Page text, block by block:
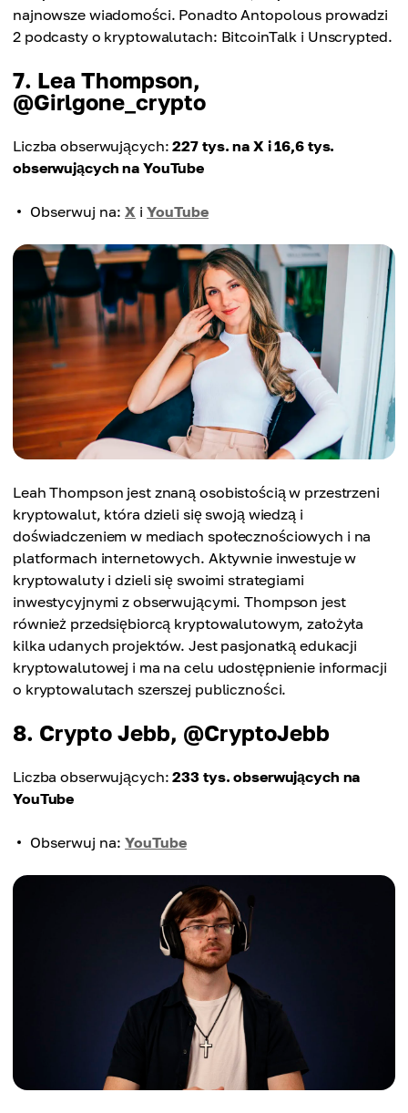
najnowsze wiadomości. Ponadto Antopolous prowadzi
2 podcasty o kryptowalutach: BitcoinTalk i Unscrypted.
7. Lea Thompson,
@Girlgone_crypto
Liczba obserwujących:227 tys. na X i 16,6 tys.
obserwujących na YouTube
Obserwuj na: X i YouTube
Leah Thompson jest znaną osobistością w przestrzeni
kryptowalut, która dzieli się swoją wiedzą i
doświadczeniem w mediach społecznościowych i na
platformach internetowych. Aktywnie inwestuje w
kryptowaluty i dzieli się swoimi strategiami
inwestycyjnymi z obserwującymi. Thompson jest
również przedsiębiorcą kryptowalutowym, założyła
kilka udanych projektów. Jest pasjonatką edukacji
kryptowalutowej i ma na celu udostępnienie informacji
o kryptowalutach szerszej publiczności.
8. Crypto Jebb, @CryptoJebb
Liczba obserwujących:233 tys. obserwujących na
YouTube
Obserwuj na: YouTube